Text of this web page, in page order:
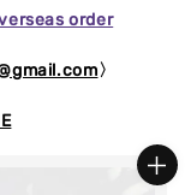
order
〉